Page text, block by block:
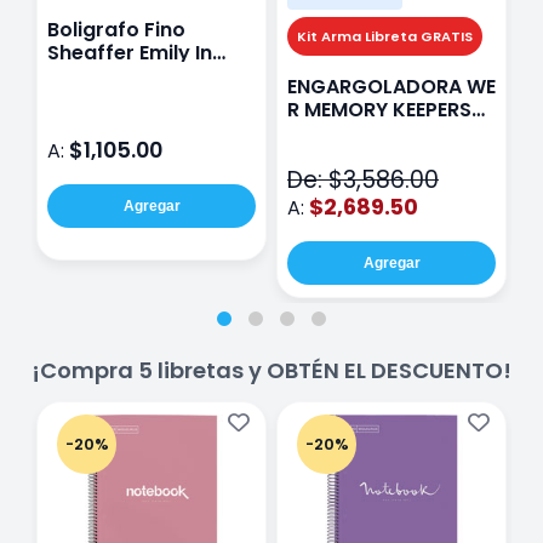
Boligrafo Fino
Sheaffer Emily In
A: $1,105.00
Agregar
Kit Arma Libreta GRATIS
ENGARGOLADORA WE
R MEMORY KEEPERS
De: $3,586.00
A: $2,689.50
Agregar
¡Compra 5 libretas y OBTÉN EL DESCUENTO!
-20% -20%